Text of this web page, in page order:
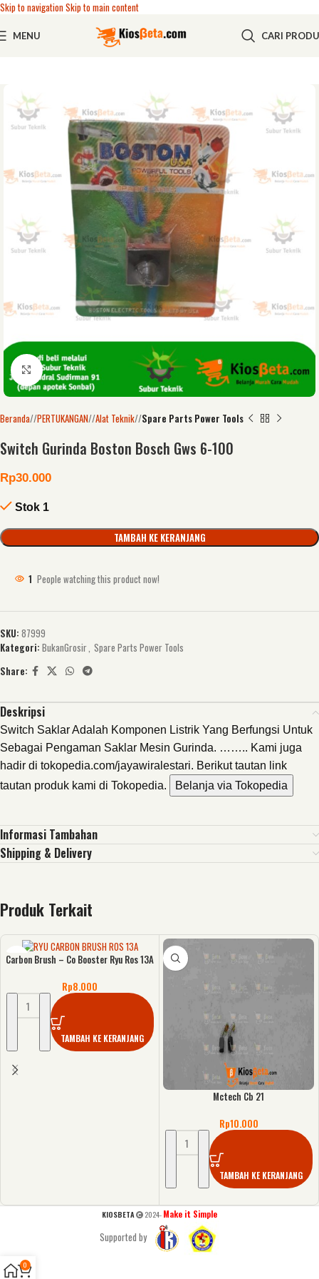
Skip to navigationSkip to main content
MENU CARI
Click to enlarge
Beranda/ PERTUKANGAN/ Alat Teknik/ Spare Parts Power Tools
Switch Gurinda Boston Bosch Gws 6-100
Rp30.000
Stok 1
TAMBAH KE KERANJANG
1 People watching this product now!
SKU: 87999
Kategori: BukanGrosir, Spare Parts Power Tools
Share:
Deskripsi
Switch Saklar Adalah Komponen Listrik Yang Berfungsi Untuk
Sebagai Pengaman Saklar Mesin Gurinda. …….. Kami juga
hadir di tokopedia.com/jayawiralestari. Berikut tautan link
tautan produk kami di Tokopedia.
Belanja via Tokopedia
Informasi Tambahan
Shipping & Delivery
Produk Terkait
Carbon Brush – Co Booster Ryu Ros 13A
Rp8.000
TAMBAH KE KERANJANG
Mctech Cb 21
Rp10.000
TAMBAH KE KERANJANG
KIOSBETA 2024- Make it Simple
Supported by
0